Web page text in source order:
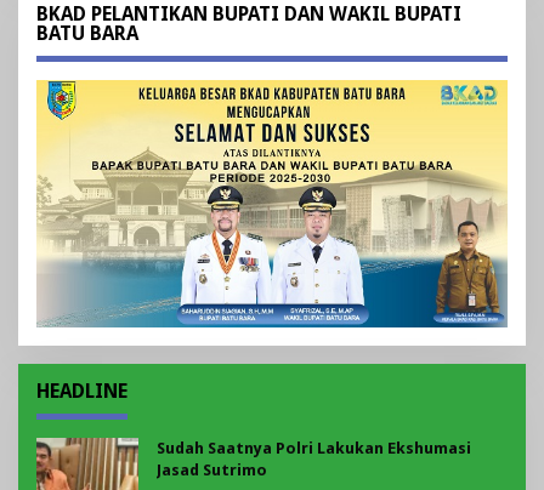
BKAD PELANTIKAN BUPATI DAN WAKIL BUPATI
BATU BARA
HEADLINE
Sudah Saatnya Polri Lakukan Ekshumasi
Jasad Sutrimo